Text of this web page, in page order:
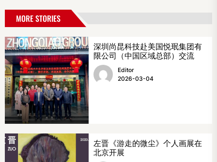
MORE STORIES
深圳尚昆科技赴美国悦珉集团有
限公司（中国区域总部）交流
Editor
2026-03-04
左晋《游走的微尘》个人画展在
北京开展